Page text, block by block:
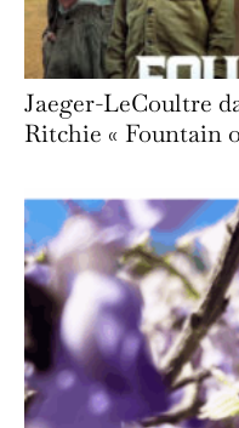
Jaeger-LeCoultre
Ritchie « Fountain